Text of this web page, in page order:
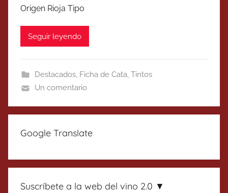
Origen Rioja Tipo
Seguir leyendo
Destacados, Ficha de Cata, Tintos
Un comentario
Google Translate
Suscríbete a la web del vino 2.0 ▼